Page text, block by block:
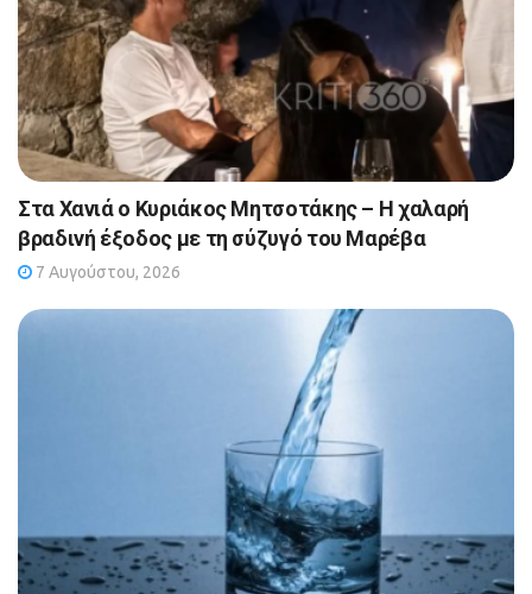
Στα Χανιά ο Κυριάκος Μητσοτάκης – Η χαλαρή
βραδινή έξοδος με τη σύζυγό του Μαρέβα
7 Αυγούστου, 2026